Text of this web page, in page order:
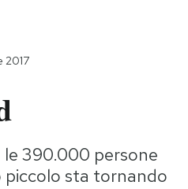
2017
390.000 persone
piccolo sta tornando